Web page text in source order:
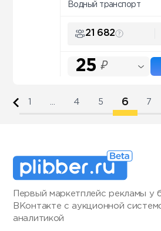
Водный транспорт
21 682
25 ₽
4 5 6 7
Первый маркетплейс рекламы у
ВКонтакте с аукционной
аналитикой